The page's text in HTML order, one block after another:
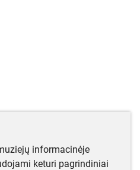
informacinėje
keturi pagrindiniai